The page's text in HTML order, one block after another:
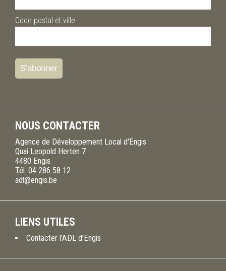
Code postal et ville
NOUS CONTACTER
Agence de Développement Local d'Engis
Quai Leopold Herten 7
4480 Engis
Tél. 04 286 58 12
adl@engis.be
LIENS UTILES
Contacter l’ADL d’Engis